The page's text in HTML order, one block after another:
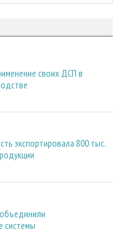
своих ДСП в
экспортировала 800 тыс.
системы